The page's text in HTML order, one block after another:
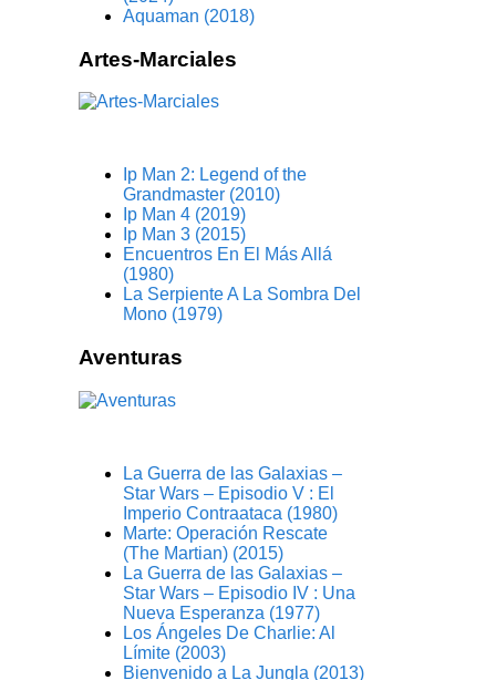
Aquaman (2018)
Artes-Marciales
Ip Man 2: Legend of the
Grandmaster (2010)
Ip Man 4 (2019)
Ip Man 3 (2015)
Encuentros En El Más Allá
(1980)
La Serpiente A La Sombra Del
Mono (1979)
Aventuras
La Guerra de las Galaxias –
Star Wars – Episodio V : El
Imperio Contraataca (1980)
Marte: Operación Rescate
(The Martian) (2015)
La Guerra de las Galaxias –
Star Wars – Episodio IV : Una
Nueva Esperanza (1977)
Los Ángeles De Charlie: Al
Límite (2003)
Bienvenido a La Jungla (2013)